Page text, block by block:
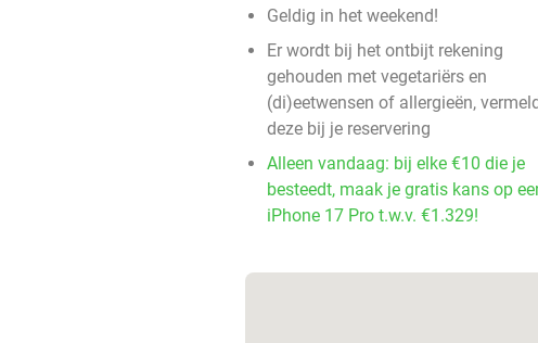
Geldig in het weekend!
Er wordt bij het ontbijt rekening
gehouden met vegetariërs en
(di)eetwensen of allergieën,
deze bij je reservering
Alleen vandaag: bij elke €10 die je
besteedt, maak je gratis kans op
iPhone 17 Pro t.w.v. €1.329!